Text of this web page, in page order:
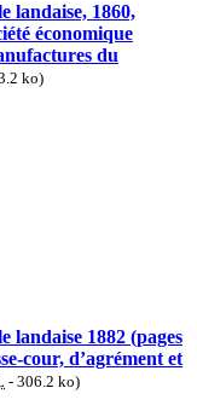
landaise, 1860,
économique
du
ko)
landaise 1882 (pages
cour, d’agrément et
- 306.2 ko)